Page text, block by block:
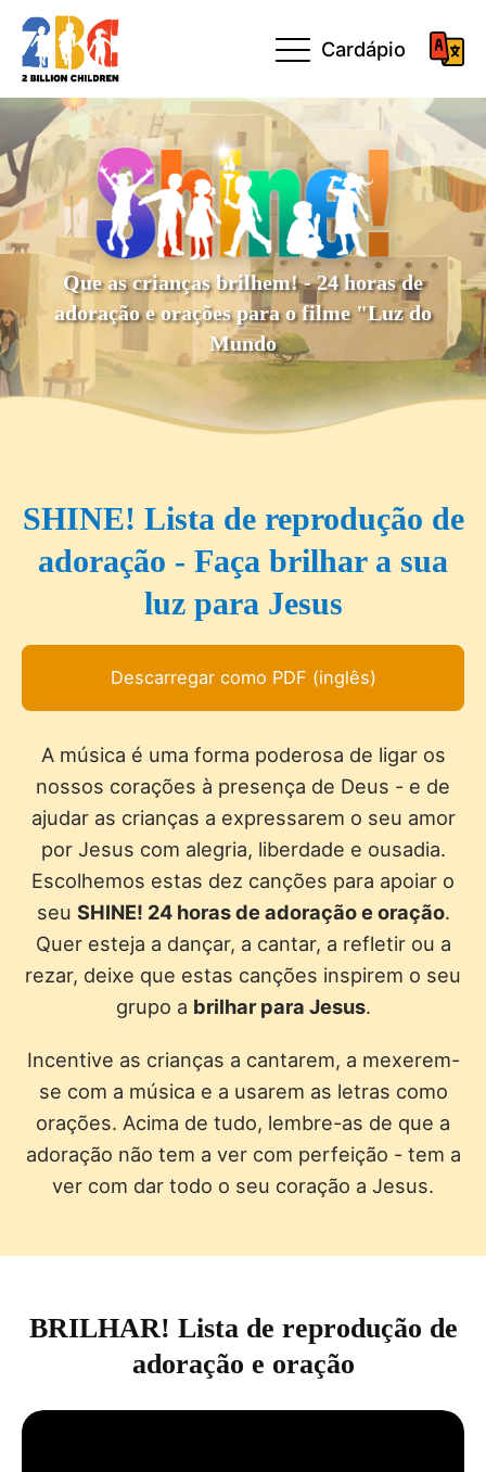
Cardápio
Que as crianças brilhem! - 24 horas de
adoração e orações para o filme "Luz do
Mundo
SHINE! Lista de reprodução de
adoração - Faça brilhar a sua
luz para Jesus
Descarregar como PDF (inglês)
A música é uma forma poderosa de ligar os
nossos corações à presença de Deus - e de
ajudar as crianças a expressarem o seu amor
por Jesus com alegria, liberdade e ousadia.
Escolhemos estas dez canções para apoiar o
seu SHINE! 24 horas de adoração e oração.
Quer esteja a dançar, a cantar, a refletir ou a
rezar, deixe que estas canções inspirem o seu
grupo a brilhar para Jesus.
Incentive as crianças a cantarem, a mexerem-
se com a música e a usarem as letras como
orações. Acima de tudo, lembre-as de que a
adoração não tem a ver com perfeição - tem a
ver com dar todo o seu coração a Jesus.
BRILHAR! Lista de reprodução de
adoração e oração